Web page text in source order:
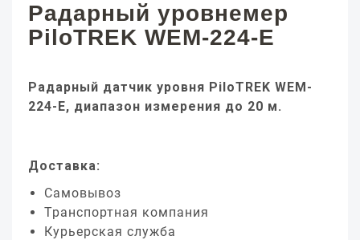
Радарный уровнемер
PiloTREK WEM-224-E
Радарный датчик уровня PiloTREK WEM-
224-E, диапазон измерения до 20 м.
Доставка:
Самовывоз
Транспортная компания
Курьерская служба